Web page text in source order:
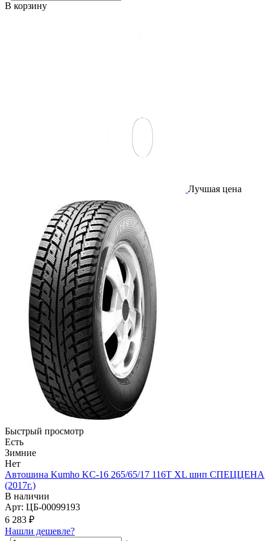
В корзину
Лучшая цена
Быстрый просмотр
Есть
Зимние
Нет
Автошина Kumho KC-16 265/65/17 116T XL шип СПЕЦЦЕНА
(2017г.)
В наличии
Арт: ЦБ-00099193
6 283 ₽
Нашли дешевле?